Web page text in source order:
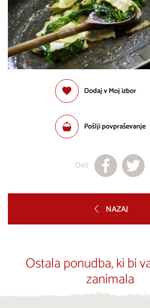
Dodaj v Moj izbor
Pošlji povpraševanje
Deli
NAZAJ
Ostala ponudba, ki bi
zanimala